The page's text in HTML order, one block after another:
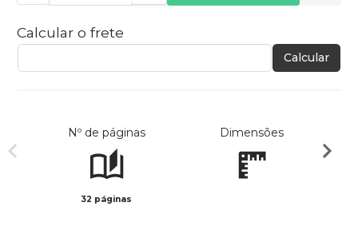
Calcular o frete
Calcular
Nº de páginas
32 páginas
Dimensões